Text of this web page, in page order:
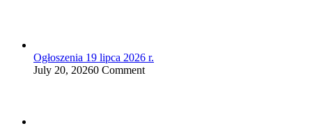
Ogłoszenia 19 lipca 2026 r.
July 20, 20260 Comment